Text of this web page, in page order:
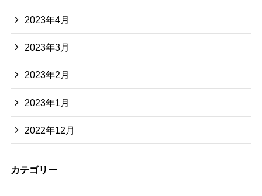
2023年4月
2023年3月
2023年2月
2023年1月
2022年12月
カテゴリー